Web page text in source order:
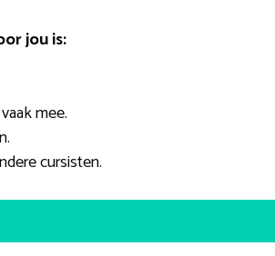
jou is:
mee.
cursisten.